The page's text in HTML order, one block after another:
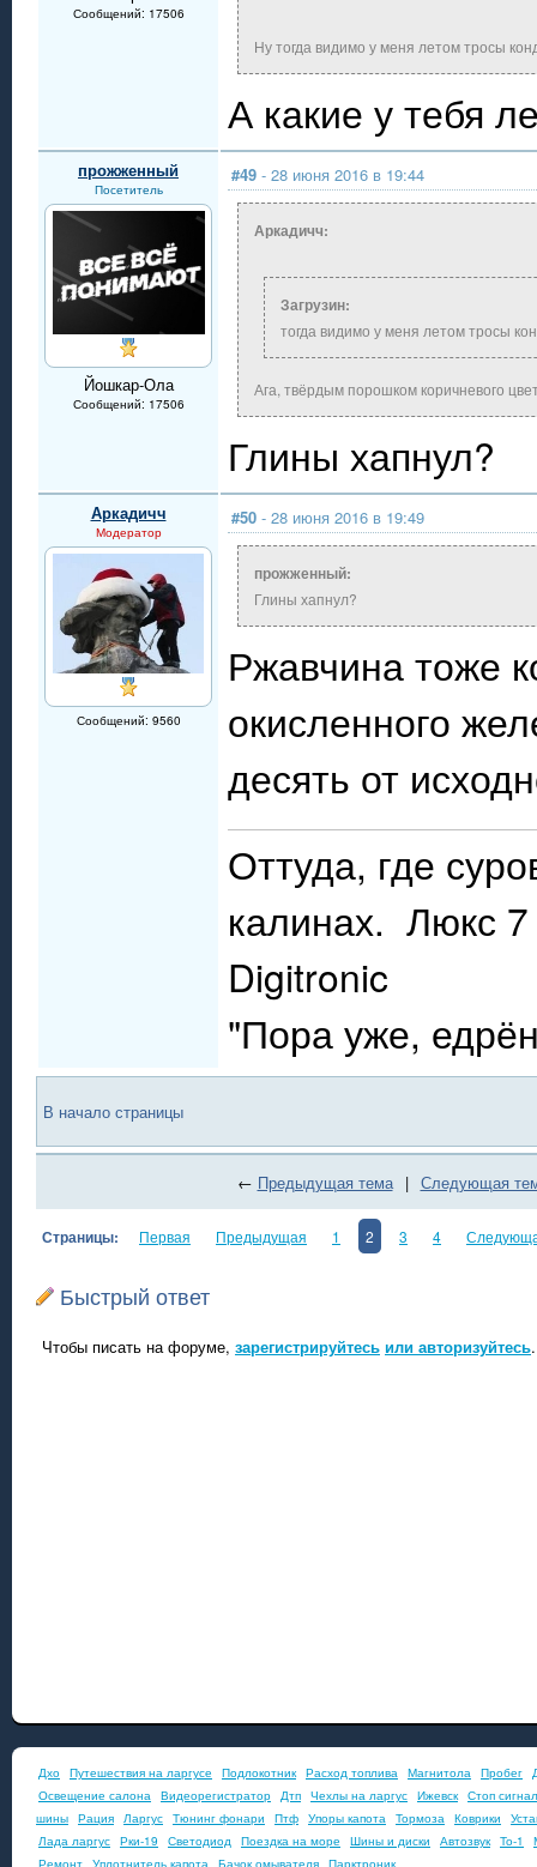
Сообщений: 17506
Ну тогда видимо у меня летом тросы
А какие у тебя
прожженный
Посетитель
Йошкар-Ола
Сообщений: 17506
#49 - 28 июня 2016 в 19:44
Аркадичч:
Загрузин:
тогда видимо у меня летом тросы
Ага, твёрдым порошком коричневого
Глины хапнул?
Аркадичч
Модератор
Сообщений: 9560
#50 - 28 июня 2016 в 19:49
прожженный:
Глины хапнул?
Ржавчина тоже
окисленного
десять от
Оттуда, где
калинах. Люкс
Digitronic
"Пора уже,
В начало страницы
← Предыдущая тема | Следующая
Страницы: Первая Предыдущая 1 2 3 4
Быстрый ответ
Чтобы писать на форуме, зарегистрируйтесь или авторизуйтесь.
Дхо Путешествия на ларгусе Подлокотник Расход топлива Магнитола Пробег
Освещение салона Видеорегистратор Дтп Чехлы на ларгус Ижевск Стоп сигнал
шины Рация Ларгус Тюнинг фонари Птф Упоры капота Тормоза Коврики
Лада ларгус Рки-19 Светодиод Поездка на море Шины и диски Автозвук То-1
Ремонт Уплотнитель капота Бачок омывателя Парктроник